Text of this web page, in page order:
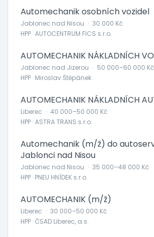
Automechanik osobních vozidel
Jablonec nad Nisou · 30 000 Kč
HPP · AUTOCENTRUM FICS s.r.o.
AUTOMECHANIK NÁKLADNÍCH
Jablonec nad Jizerou · 50 000–60 000 Kč
HPP · Miroslav Štěpánek
AUTOMECHANIK NÁKLADNÍCH
Liberec · 40 000–50 000 Kč
HPP · ASTRA TRANS s.r.o.
Automechanik (m/ž) do
Jablonci nad Nisou
Jablonec nad Nisou · 35 000–48 000 Kč
HPP · PNEU HNÍDEK s.r.o.
AUTOMECHANIK (m/ž)
Liberec · 30 000–50 000 Kč
HPP · ČSAD Liberec, a.s.